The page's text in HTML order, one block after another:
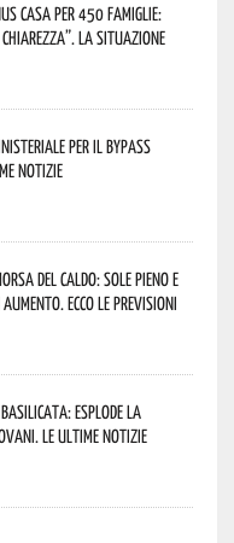
casa per 450 famiglie:
chiarezza”. La situazione
per il Bypass
notizie
del caldo: sole pieno e
Ecco le previsioni
esplode la
Le ultime notizie